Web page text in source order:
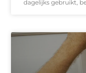
dagelijks gebruikt,